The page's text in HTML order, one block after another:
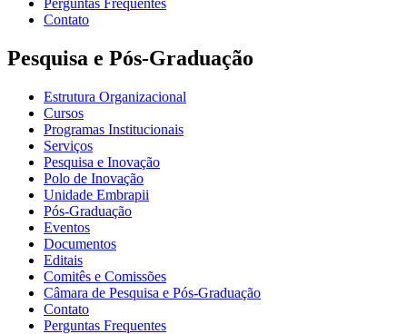
Contato
Pesquisa e Pós-Graduação
Estrutura Organizacional
Cursos
Programas Institucionais
Serviços
Pesquisa e Inovação
Polo de Inovação
Unidade Embrapii
Pós-Graduação
Eventos
Documentos
Editais
Comitês e Comissões
Câmara de Pesquisa e Pós-Graduação
Contato
Perguntas Frequentes